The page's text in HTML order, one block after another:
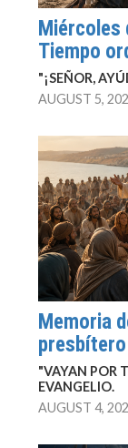
Miércoles
Tiempo
"¡SEÑOR,
AUGUST 5,
Memoria
presbítero
"VAYAN POR
EVANGELIO.
AUGUST 4,